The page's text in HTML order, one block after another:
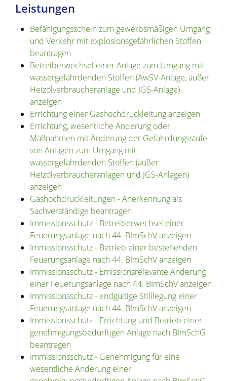
Leistungen
Befähigungsschein zum gewerbsmäßigen Umgang
und Verkehr mit explosionsgefährlichen Stoffen
beantragen
Betreiberwechsel einer Anlage zum Umgang mit
wassergefährdenden Stoffen (AwSV-Anlage, außer
Heizölverbraucheranlage und JGS-Anlage)
anzeigen
Errichtung einer Gashochdruckleitung anzeigen
Errichtung, wesentliche Änderung oder
Maßnahmen mit Änderung der Gefährdungsstufe
von Anlagen zum Umgang mit
wassergefährdenden Stoffen (außer
Heizölverbraucheranlagen und JGS-Anlagen)
anzeigen
Gashochdruckleitungen - Anerkennung als
Sachverständige beantragen
Immissionsschutz - Betreiberwechsel einer
Feuerungsanlage nach 44. BImSchV anzeigen
Immissionsschutz - Betrieb einer bestehenden
Feuerungsanlage nach 44. BImSchV anzeigen
Immissionsschutz - Emissionsrelevante Änderung
einer Feuerungsanlage nach 44. BImSchV anzeigen
Immissionsschutz - endgültige Stilllegung einer
Feuerungsanlage nach 44. BImSchV anzeigen
Immissionsschutz - Errichtung und Betrieb einer
genehmigungsbedürftigen Anlage nach BImSchG
beantragen
Immissionsschutz - Genehmigung für eine
wesentliche Änderung einer